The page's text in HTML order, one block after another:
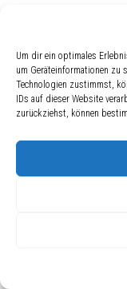
Um dir ein optimales
um Geräteinformationen zu
Technologien zustimmst,
IDs auf dieser Website
zurückziehst, können